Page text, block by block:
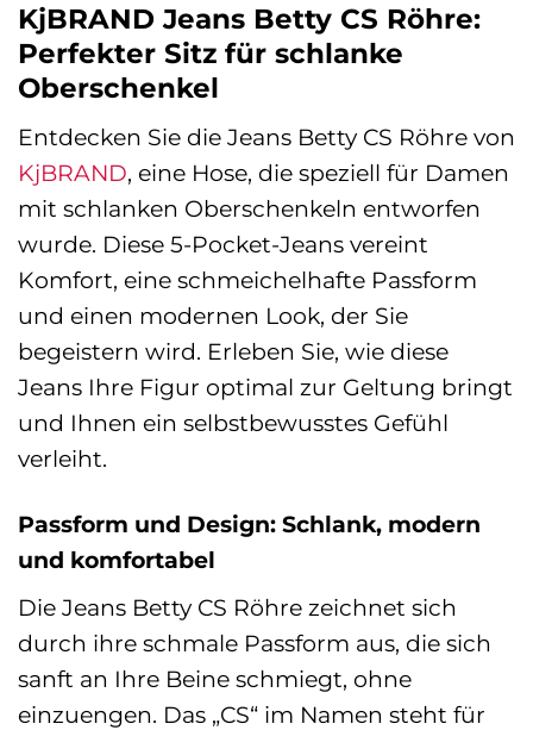
KjBRAND Jeans Betty CS Röhre:
Perfekter Sitz für schlanke
Oberschenkel
Entdecken Sie die Jeans Betty CS Röhre von
KjBRAND, eine Hose, die speziell für Damen
mit schlanken Oberschenkeln entworfen
wurde. Diese 5-Pocket-Jeans vereint
Komfort, eine schmeichelhafte Passform
und einen modernen Look, der Sie
begeistern wird. Erleben Sie, wie diese
Jeans Ihre Figur optimal zur Geltung bringt
und Ihnen ein selbstbewusstes Gefühl
verleiht.
Passform und Design: Schlank, modern
und komfortabel
Die Jeans Betty CS Röhre zeichnet sich
durch ihre schmale Passform aus, die sich
sanft an Ihre Beine schmiegt, ohne
einzuengen. Das „CS“ im Namen steht für